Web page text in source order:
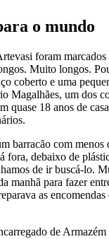
o mundo
foram
Muito longos.
coberto e uma
Magalhães, um dos
quase 18 anos de
barracão com menos
fora, debaixo de
de ir buscá-lo.
manhã para fazer
as encomendas
de Armazém